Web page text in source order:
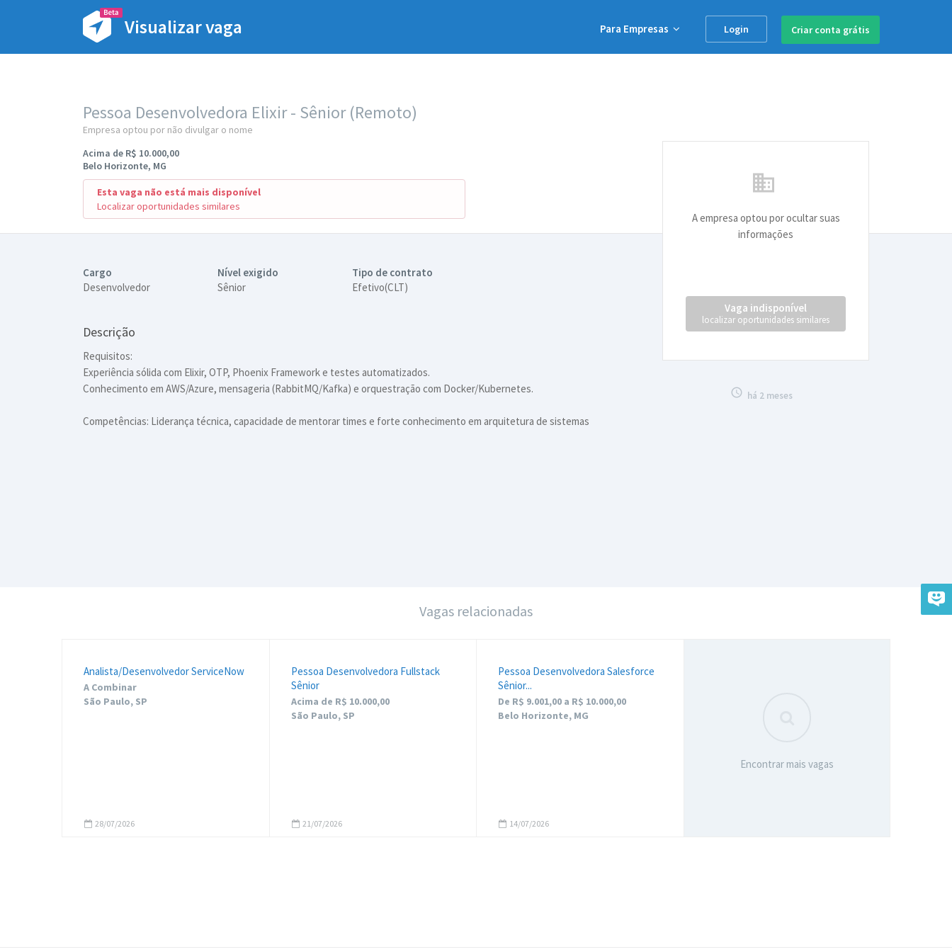
Visualizar vaga Para Empresas Login Criar conta grátis
Pessoa Desenvolvedora Elixir - Sênior (Remoto)
Empresa optou por não divulgar o nome
Acima de R$ 10.000,00
Belo Horizonte, MG
Esta vaga não está mais disponível
Localizar oportunidades similares
Cargo
Desenvolvedor
Nível exigido
Sênior
Tipo de contrato
Efetivo(CLT)
Descrição
Requisitos:
Experiência sólida com Elixir, OTP, Phoenix Framework e testes automatizados.
Conhecimento em AWS/Azure, mensageria (RabbitMQ/Kafka) e orquestração com Docker/Kubernetes.
Competências: Liderança técnica, capacidade de mentorar times e forte conhecimento em arquitetura de sistemas
business
A empresa optou por ocultar suas
informações
Vaga indisponível
localizar oportunidades similares
 há 2 meses
Vagas relacionadas
Analista/Desenvolvedor ServiceNow
A Combinar
São Paulo, SP
28/07/2026
Pessoa Desenvolvedora Fullstack
Sênior
Acima de R$ 10.000,00
São Paulo, SP
21/07/2026
Pessoa Desenvolvedora Salesforce
Sênior...
De R$ 9.001,00 a R$ 10.000,00
Belo Horizonte, MG
14/07/2026
Encontrar mais vagas